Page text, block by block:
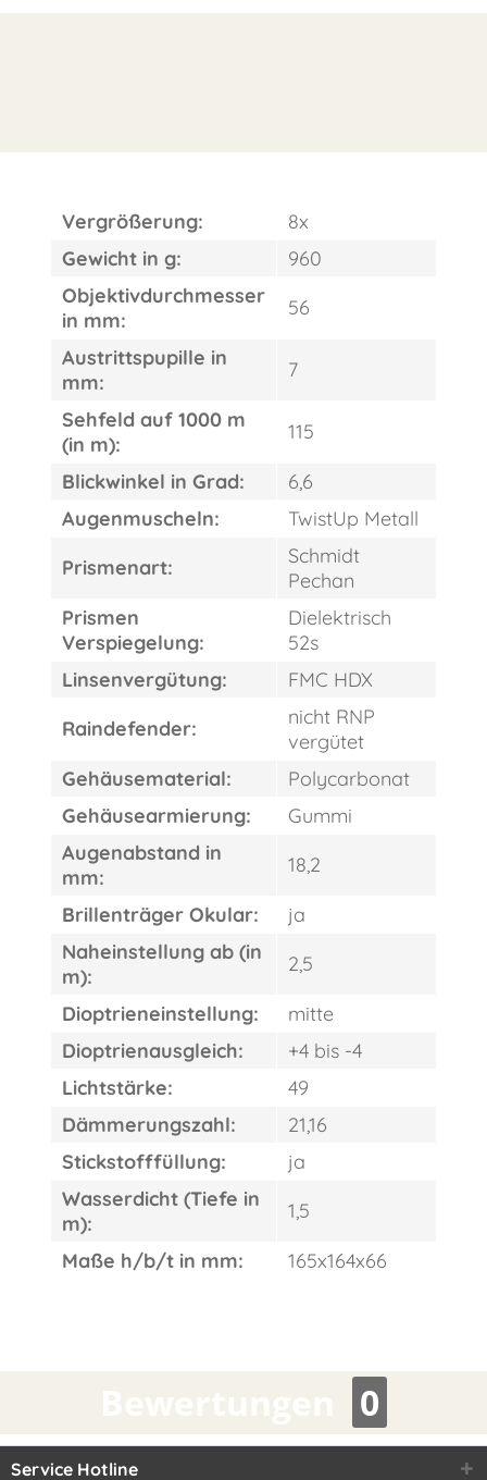
Vergrößerung:
8x
Gewicht in g:
960
Objektivdurchmesser
in mm:
56
Austrittspupille in
mm:
7
Sehfeld auf 1000 m
(in m):
115
Blickwinkel in Grad:
6,6
Augenmuscheln:
TwistUp Metall
Prismenart:
Schmidt
Pechan
Prismen
Verspiegelung:
Dielektrisch
52s
Linsenvergütung:
FMC HDX
Raindefender:
nicht RNP
vergütet
Gehäusematerial:
Polycarbonat
Gehäusearmierung:
Gummi
Augenabstand in
mm:
18,2
Brillenträger Okular:
ja
Naheinstellung ab (in
m):
2,5
Dioptrieneinstellung:
mitte
Dioptrienausgleich:
+4 bis -4
Lichtstärke:
49
Dämmerungszahl:
21,16
Stickstofffüllung:
ja
Wasserdicht (Tiefe in
m):
1,5
Maße h/b/t in mm:
165x164x66
0
Service Hotline